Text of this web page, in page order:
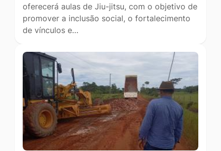
oferecerá aulas de Jiu-jitsu, com o objetivo de
promover a inclusão social, o fortalecimento
de vínculos e…